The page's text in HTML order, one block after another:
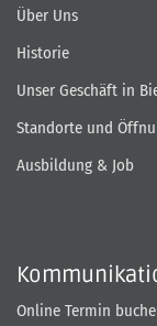
Über Uns
Historie
Unser Geschäft in
Standorte und
Ausbildung & Job
Online Termin